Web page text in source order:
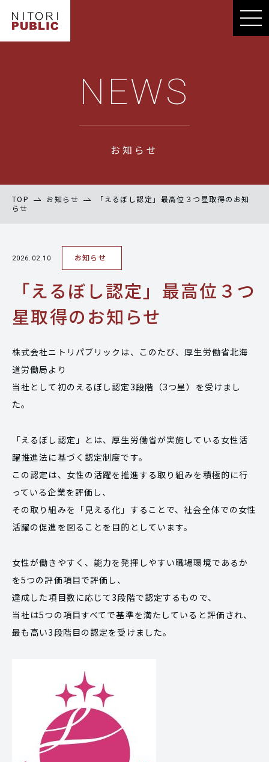
NEWS
お知らせ
TOP お知らせ
「えるぼし認定」最高位３つ星取得のお知
らせ
2026.02.10 お知らせ
「えるぼし認定」最高位３つ
星取得のお知らせ
株式会社ニトリパブリックは、このたび、厚生労働省北海
道労働局より
当社として初のえるぼし認定3段階（3つ星）を受けまし
た。
「えるぼし認定」とは、厚生労働省が実施している女性活
躍推進法に基づく認定制度です。
この認定は、女性の活躍を推進する取り組みを積極的に行
っている企業を評価し、
その取り組みを「見える化」することで、社会全体での女性
活躍の促進を図ることを目的としています。
女性が働きやすく、能力を発揮しやすい職場環境であるか
を5つの評価項目で評価し、
達成した項目数に応じて3段階で認定するもので、
当社は5つの項目すべてで基準を満たしていると評価され、
最も高い3段階目の認定を受けました。